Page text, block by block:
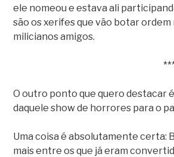
ele nomeou e estava ali
são os xerifes que vão botar ordem
milicianos amigos.
O outro ponto que quero destacar
daquele show de horrores para o
Uma coisa é absolutamente certa:
mais entre os que já eram